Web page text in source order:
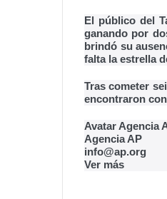
El público del
ganando por
brindó su
falta la estrella
Tras cometer
encontraron
Avatar Agencia
Agencia AP
info@ap.org
Ver más